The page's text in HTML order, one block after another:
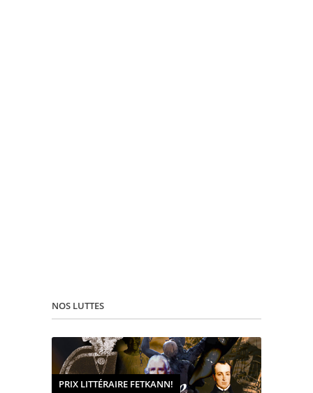
NOS LUTTES
PRIX LITTÉRAIRE FETKANN!